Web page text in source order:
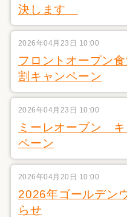
決します
2026年04月23日 10:00
フロントオープン
割キャンペーン
2026年04月23日 10:00
ミーレオーブン キ
ペーン
2026年04月20日 10:00
2026年ゴールデン
らせ